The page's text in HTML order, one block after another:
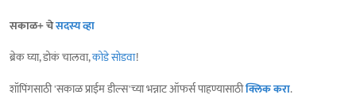
सकाळ+ चेसदस्य व्हा
ब्रेक घ्या, डोकं चालवा,कोडे सोडवा!
शॉपिंगसाठी 'सकाळ प्राईम डील्स'च्या भन्नाट ऑफर्स पाहण्यासाठीक्लिक करा.